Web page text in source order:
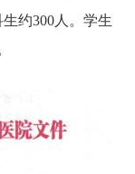
约300人。学生